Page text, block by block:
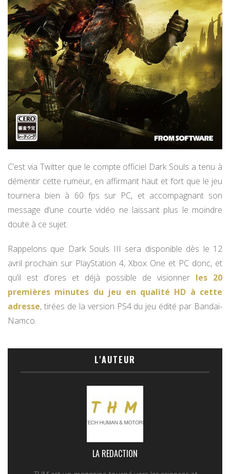
C’est via Twitter que le compte officiel Dark Souls a tenu à
démentir cette rumeur, en affirmant haut et fort que le jeu
tournera bien à 60 fps sur PC, et accompagnant son
message d’une courte vidéo ne laissant plus le moindre
doute à ce sujet.
Rappelons que Dark Souls III sera disponible dès le 12
avril prochain sur PlayStation 4, Xbox One et PC donc, et
qu’il est d’ores et déjà possible de visionner les 20
premières minutes du jeu en qualité HD à cette
adresse, tirées de la version PS4 du jeu édité par Bandai-
Namco.
L'AUTEUR
LA REDACTION